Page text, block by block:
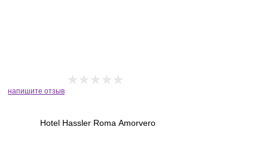
напишите отзыв
Hotel Hassler Roma Amorvero